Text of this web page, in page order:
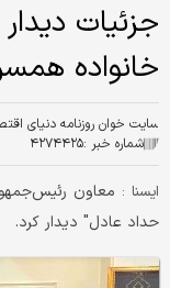
جزئیات
خانواده
سایت خوان روزنامه دنیای
شماره خبر :۴۲۷۴۴۲۵
ايسنا : معاون
حداد عادل" دیدار کرد.